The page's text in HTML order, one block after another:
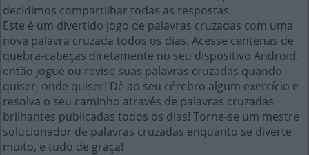
decidimos compartilhar todas as respostas.
Este é um divertido jogo de palavras cruzadas com uma
nova palavra cruzada todos os dias. Acesse centenas de
quebra-cabeças diretamente no seu dispositivo Android,
então jogue ou revise suas palavras cruzadas quando
quiser, onde quiser! Dê ao seu cérebro algum exercício e
resolva o seu caminho através de palavras cruzadas
brilhantes publicadas todos os dias! Torne-se um mestre
solucionador de palavras cruzadas enquanto se diverte
muito, e tudo de graça!